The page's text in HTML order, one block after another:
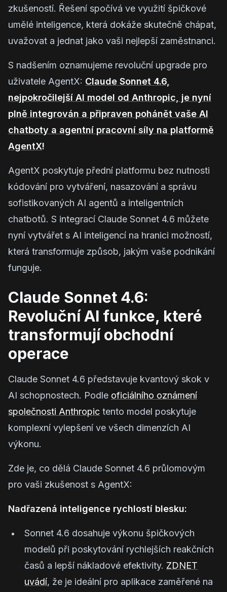
zkušeností. Řešení spočívá ve využití špičkové
umělé inteligence, která dokáže skutečně chápat,
uvažovat a jednat jako vaši nejlepší zaměstnanci.
S nadšením oznamujeme revoluční upgrade pro
uživatele AgentX: Claude Sonnet 4.6,
nejpokročilejší AI model od Anthropic, je nyní
plně integrován a připraven pohánět vaše AI
chatboty a agentní pracovní síly na platformě
AgentX!
AgentX poskytuje přední platformu bez nutnosti
kódování pro vytváření, nasazování a správu
sofistikovaných AI agentů a inteligentních
chatbotů. S integrací Claude Sonnet 4.6 můžete
nyní vytvářet s AI inteligencí na hranici možností,
která transformuje způsob, jakým vaše podnikání
funguje.
Claude Sonnet 4.6:
Revoluční AI funkce, které
transformují obchodní
operace
Claude Sonnet 4.6 představuje kvantový skok v
AI schopnostech. Podle oficiálního oznámení
společnosti Anthropic tento model poskytuje
komplexní vylepšení ve všech dimenzích AI
výkonu.
Zde je, co dělá Claude Sonnet 4.6 průlomovým
pro vaši zkušenost s AgentX:
Nadřazená inteligence rychlostí blesku:
Sonnet 4.6 dosahuje výkonu špičkových
modelů při poskytování rychlejších reakčních
časů a lepší nákladové efektivity. ZDNET
uvádí, že je ideální pro aplikace zaměřené na